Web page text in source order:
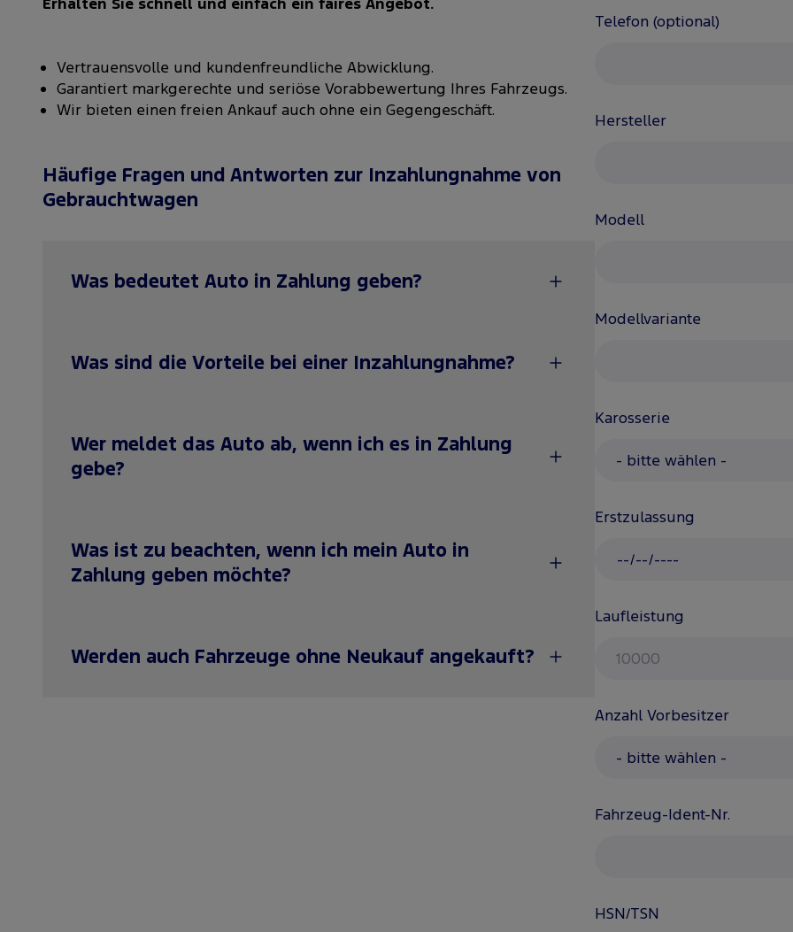
Vertrauensvolle und kundenfreundliche Abwicklung.
Garantiert markgerechte und seriöse Vorabbewertung Ihres Fahrzeugs.
Wir bieten einen freien Ankauf auch ohne ein Gegengeschäft.
Häufige Fragen und Antworten zur Inzahlungnahme von
Gebrauchtwagen
Was bedeutet Auto in Zahlung geben?
Was sind die Vorteile bei einer Inzahlungnahme?
Wer meldet das Auto ab, wenn ich es in Zahlung
gebe?
Was ist zu beachten, wenn ich mein Auto in
Zahlung geben möchte?
Werden auch Fahrzeuge ohne Neukauf angekauft?
Telefon (optional)
Hersteller
Modell
Modellvariante
Karosserie
Erstzulassung
Laufleistung
Anzahl Vorbesitzer
Fahrzeug-Ident-Nr.
HSN/TSN